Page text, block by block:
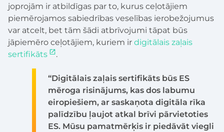
joprojām ir atbildīgas par to, kurus ceļotājiem
piemērojamos sabiedrības veselības ierobežojumus
var atcelt, bet tām šādi atbrīvojumi tāpat būs
jāpiemēro ceļotājiem, kuriem ir digitālais zaļais
sertifikāts
.
“Digitālais zaļais sertifikāts būs ES
mēroga risinājums, kas dos labumu
eiropiešiem, ar saskaņota digitāla rīka
palīdzību ļaujot atkal brīvi pārvietoties
ES. Mūsu pamatmērķis ir piedāvāt viegli